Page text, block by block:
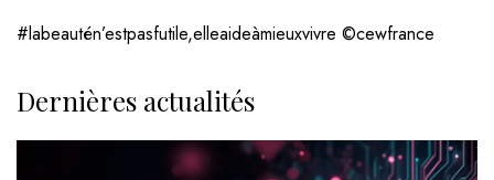
#labeautén’estpasfutile,elleaideàmieuxvivre ©cewfrance
Dernières actualités